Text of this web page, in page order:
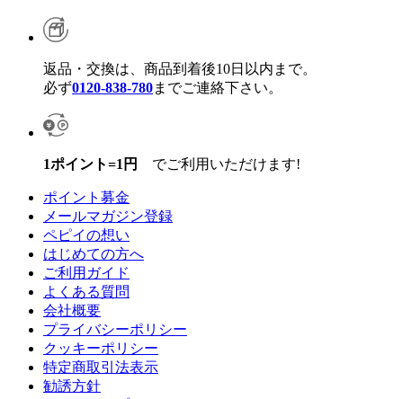
返品・交換は、商品到着後10日以内まで。
必ず0120-838-780までご連絡下さい。
1ポイント=1円 でご利用いただけます!
ポイント募金
メールマガジン登録
ペピイの想い
はじめての方へ
ご利用ガイド
よくある質問
会社概要
プライバシーポリシー
クッキーポリシー
特定商取引法表示
勧誘方針